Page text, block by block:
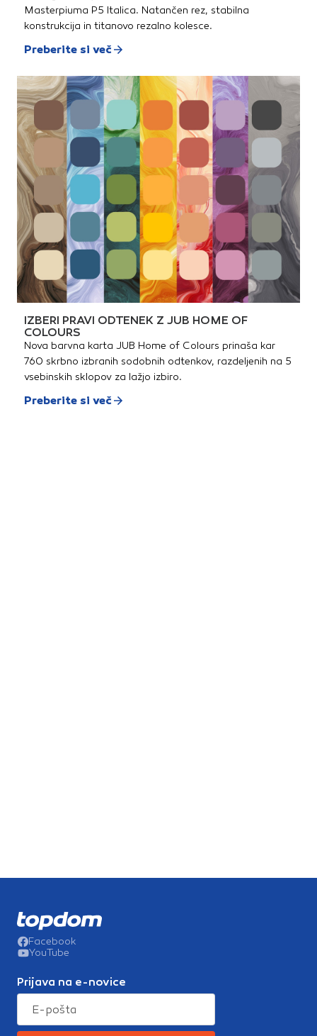
Masterpiuma P5 Italica. Natančen rez, stabilna
konstrukcija in titanovo rezalno kolesce.
Preberite si več
IZBERI PRAVI ODTENEK Z JUB HOME OF
COLOURS
Nova barvna karta JUB Home of Colours prinaša kar
760 skrbno izbranih sodobnih odtenkov, razdeljenih na 5
vsebinskih sklopov za lažjo izbiro.
Preberite si več
Facebook
YouTube
Prijava na e-novice